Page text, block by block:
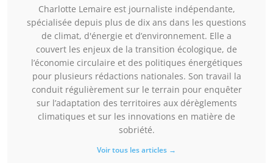
Charlotte Lemaire est journaliste indépendante,
spécialisée depuis plus de dix ans dans les questions
de climat, d'énergie et d’environnement. Elle a
couvert les enjeux de la transition écologique, de
l’économie circulaire et des politiques énergétiques
pour plusieurs rédactions nationales. Son travail la
conduit régulièrement sur le terrain pour enquêter
sur l’adaptation des territoires aux dérèglements
climatiques et sur les innovations en matière de
sobriété.
Voir tous les articles →